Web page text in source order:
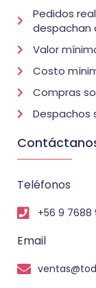
Pedidos
despachan
Valor
Costo
Compras
Despachos
Teléfonos
+56 9 7688
Email